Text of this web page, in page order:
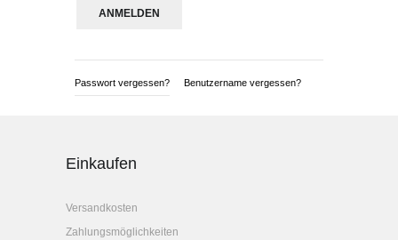
Passwort vergessen? Benutzername vergessen?
Einkaufen
Versandkosten
Zahlungsmöglichkeiten